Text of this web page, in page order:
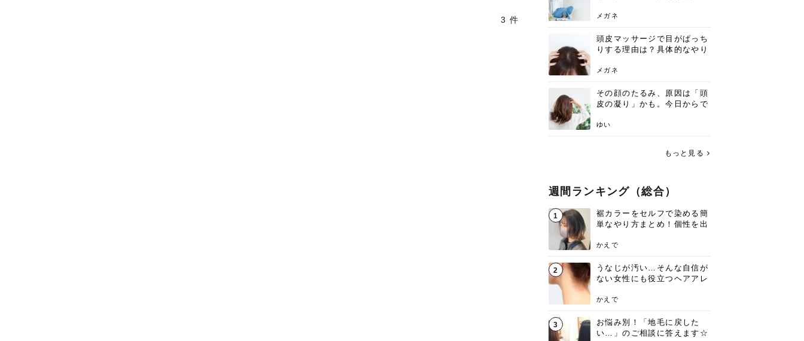
3 件 メガネ
頭皮マッサージで目がぱっち
りする理由は？具体的なやり
メガネ
その顔のたるみ、原因は「頭
皮の凝り」かも。今日からで
サージ
ゆい
もっと見る
週間ランキング（総合）
1
裾カラーをセルフで染める簡
単なやり方まとめ！個性を出
かえで
2
うなじが汚い…そんな自信が
ない女性にも役立つヘアアレ
かえで
3
お悩み別！「地毛に戻した
い…」のご相談に答えます☆